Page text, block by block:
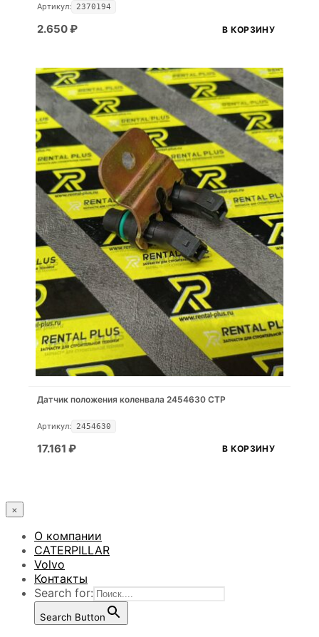
Артикул: 2370194
2.650₽ В КОРЗИНУ
Датчик положения коленвала 2454630 CTP
Артикул: 2454630
17.161 ₽ В КОРЗИНУ
×
О компании
CATERPILLAR
Volvo
Контакты
Search for:
Search Button